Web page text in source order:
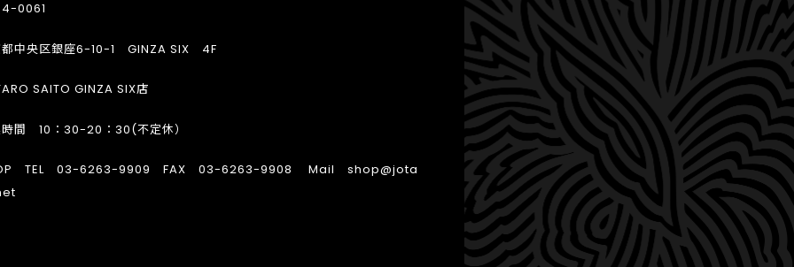
0061
都中央区銀座6-10-1 GINZA SIX 4F
SAITO GINZA SIX店
時間 10：30-20：30(不定休）
TEL 03-6263-9909 FAX 03-6263-9908 Mail shop@jota